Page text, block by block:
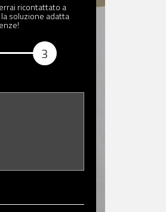
ricontattato a
soluzione adatta
3